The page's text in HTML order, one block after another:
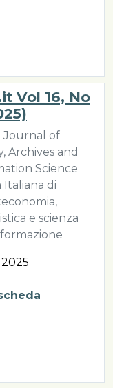
Vol 16, No
Journal of
Archives and
Science
Italiana di
e scienza